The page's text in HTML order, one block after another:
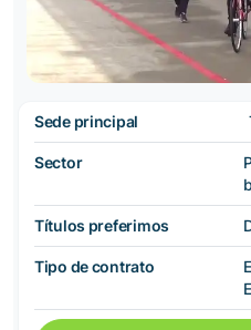
Sede principal
Sector
Títulos preferimos
Tipo de contrato